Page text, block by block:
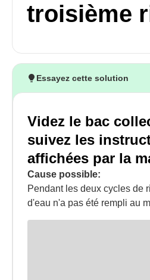
troisième
Essayez cette solution
Videz le bac
suivez les
affichées par la
Cause possible:
Pendant les deux cycles de
d'eau n'a pas été rempli au